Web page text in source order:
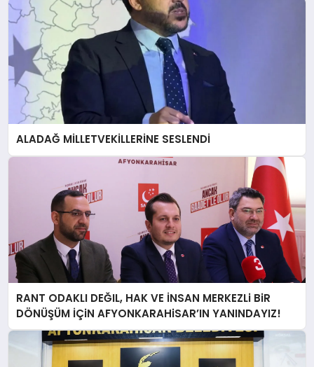
ALADAĞ MİLLETVEKİLLERİNE SESLENDİ
RANT ODAKLI DEĞIL, HAK VE İNSAN MERKEZLi BiR
DÖNÜŞÜM İÇiN AFYONKARAHiSAR’IN YANINDAYIZ!